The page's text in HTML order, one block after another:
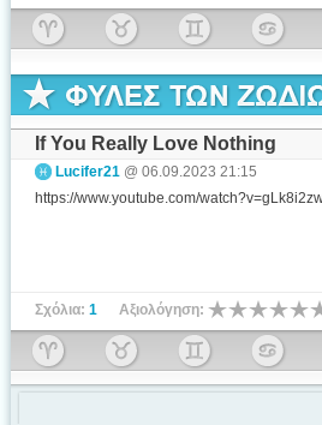
If You Really Love Nothing
Lucifer21 @ 06.09.2023 21:15
https://www.youtube.com/
Σχόλια: 1 Αξιολόγηση: